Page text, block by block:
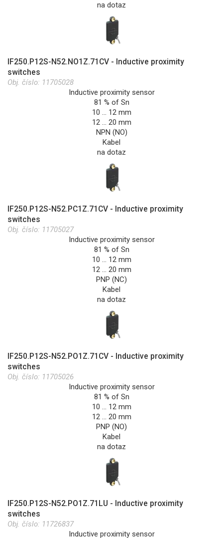
na dotaz
IF250.P12S-N52.NO1Z.71CV - Inductive proximity
switches
Obj. číslo: 11705028
Inductive proximity sensor
81 % of Sn
10 … 12 mm
12 … 20 mm
NPN (NO)
Kabel
na dotaz
IF250.P12S-N52.PC1Z.71CV - Inductive proximity
switches
Obj. číslo: 11705027
Inductive proximity sensor
81 % of Sn
10 … 12 mm
12 … 20 mm
PNP (NC)
Kabel
na dotaz
IF250.P12S-N52.PO1Z.71CV - Inductive proximity
switches
Obj. číslo: 11705026
Inductive proximity sensor
81 % of Sn
10 … 12 mm
12 … 20 mm
PNP (NO)
Kabel
na dotaz
IF250.P12S-N52.PO1Z.71LU - Inductive proximity
switches
Obj. číslo: 11726837
Inductive proximity sensor